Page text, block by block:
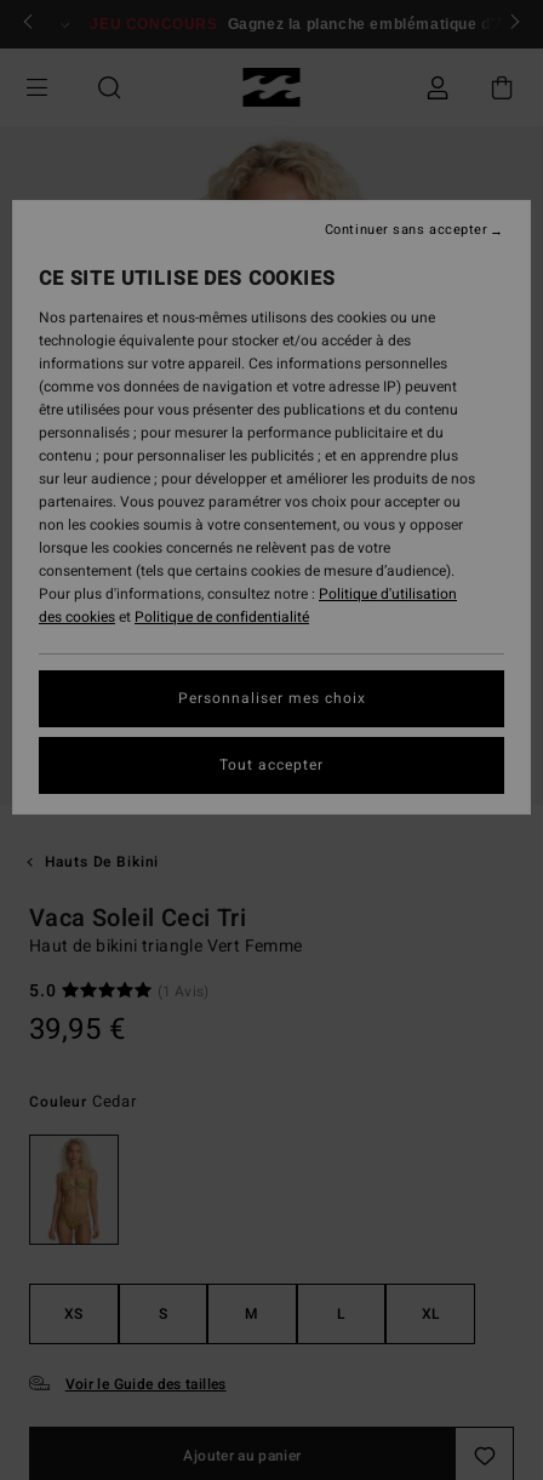
Passer
Se connecter / s'inscrire
JEU CONCOURS Gagnez la planche emblématique d'Andy
Hauts De Bikini
Vaca Soleil Ceci Tri
Haut de bikini triangle Vert Femme
5.0
(1 Avis)
39,95 €
Couleur Cedar
XS S M L XL
Voir le Guide des tailles
Ajouter au panier
CE SITE UTILISE DES COOKIES
Nos partenaires et nous-mêmes utilisons des cookies ou une
technologie équivalente pour stocker et/ou accéder à des
informations sur votre appareil. Ces informations personnelles
(comme vos données de navigation et votre adresse IP) peuvent
être utilisées pour vous présenter des publications et du contenu
personnalisés ; pour mesurer la performance publicitaire et du
contenu ; pour personnaliser les publicités ; et en apprendre plus
sur leur audience ; pour développer et améliorer les produits de nos
partenaires. Vous pouvez paramétrer vos choix pour accepter ou
non les cookies soumis à votre consentement, ou vous y opposer
lorsque les cookies concernés ne relèvent pas de votre
consentement (tels que certains cookies de mesure d’audience).
Pour plus d'informations, consultez notre : Politique d'utilisation
des cookieset Politique de confidentialité
Personnaliser mes choix
Continuer sans accepter
Tout accepter